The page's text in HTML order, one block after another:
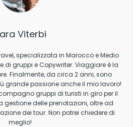
Viterbi
specializzata in Marocco e Medio
di gruppi e Copywriter. Viaggiare è la
Finalmente, da circa 2 anni, sono
grande passione anche il mio lavoro!
gruppi di turisti in giro per il
delle prenotazioni, oltre ad
dei tour. Non potrei chiedere di
meglio!